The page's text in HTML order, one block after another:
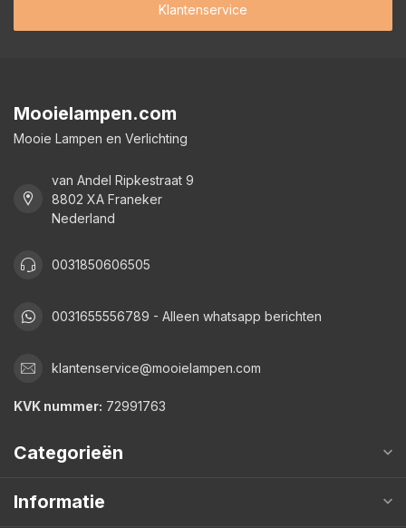
Klantenservice
Mooielampen.com
Mooie Lampen en Verlichting
van Andel Ripkestraat 9
8802 XA Franeker
Nederland
0031850606505
0031655556789 - Alleen whatsapp berichten
klantenservice@mooielampen.com
KVK nummer: 72991763
Categorieën
Informatie